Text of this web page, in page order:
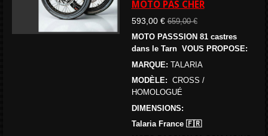
MOTO PAS CHER
593,00 € 659,00 €
MOTO PASSSION 81 castres
dans le Tarn VOUS PROPOSE:
MARQUE: TALARIA
MODÈLE: CROSS /
HOMOLOGUÉ
DIMENSIONS:
Talaria France 🇫🇷